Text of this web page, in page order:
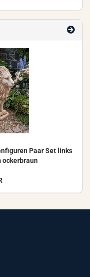
Paar Set links
ocker­braun